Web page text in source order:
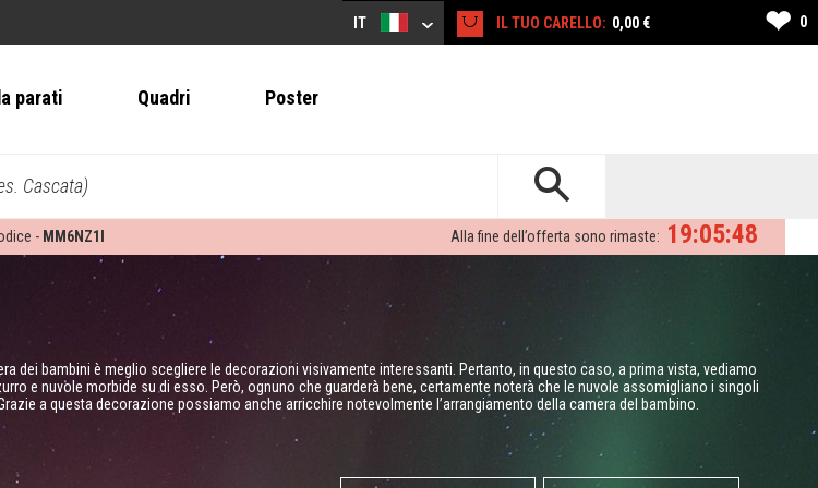
IT IL TUO CARELLO: 0,00 € ❤ 0
parati Quadri Poster
Cascata)
- MM6NZ1I 19:05:47
Alla fine dell’offerta sono rimaste:
dei bambini è meglio scegliere le decorazioni visivamente interessanti. Pertanto, in questo caso, a prima vista, vediamo
e nuvole morbide su di esso. Però, ognuno che guarderà bene, certamente noterà che le nuvole assomigliano i singoli
a questa decorazione possiamo anche arricchire notevolmente l’arrangiamento della camera del bambino.